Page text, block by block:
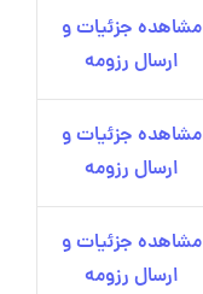
مشاهده جزئیات و
ارسال رزومه
مشاهده جزئیات و
ارسال رزومه
مشاهده جزئیات و
ارسال رزومه